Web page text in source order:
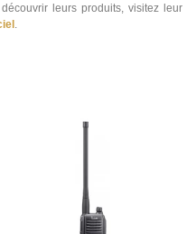
leurs produits, visitez leur
.